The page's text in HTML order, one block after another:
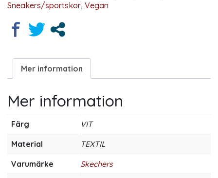
Sneakers/sportskor, Vegan
Mer information
Mer information
Färg VIT
Material TEXTIL
Varumärke Skechers